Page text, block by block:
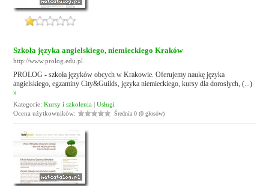
Szkoła języka angielskiego, niemieckiego Kraków
http://www.prolog.edu.pl
PROLOG - szkoła języków obcych w Krakowie. Oferujemy naukę języka
angielskiego, egzaminy City&Guilds, języka niemieckiego, kursy dla dorosłych, (...)
»
Kategorie:Kursy i szkolenia |Usługi
Ocena użytkowników:
Średnia 0 (0 głosów)